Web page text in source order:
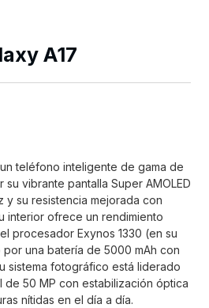
A17
teléfono inteligente de gama de
vibrante pantalla Super AMOLED
y su resistencia mejorada con
interior ofrece un rendimiento
procesador Exynos 1330 (en su
una batería de 5000 mAh con
sistema fotográfico está liderado
de 50 MP con estabilización óptica
nítidas en el día a día.